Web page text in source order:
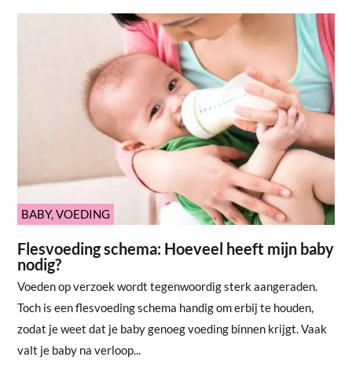
BABY,VOEDING
Flesvoeding schema: Hoeveel heeft mijn baby
nodig?
Voeden op verzoek wordt tegenwoordig sterk aangeraden.
Toch is een flesvoeding schema handig om erbij te houden,
zodat je weet dat je baby genoeg voeding binnen krijgt. Vaak
valt je baby na verloop...